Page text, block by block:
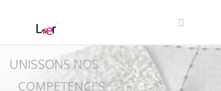
COMPETENCES
UNISSONS NOS